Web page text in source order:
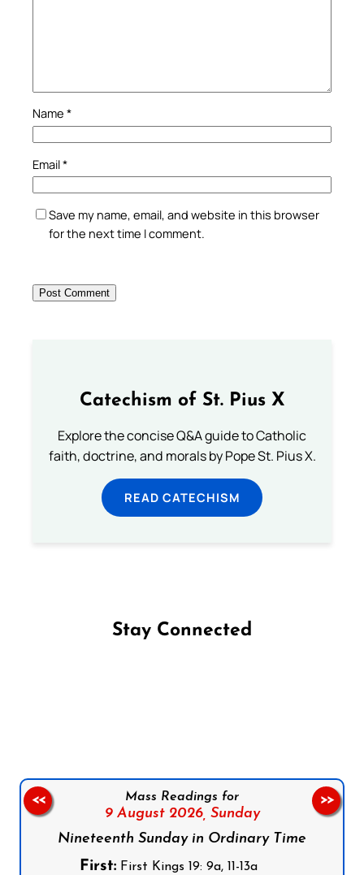
Name *
Email*
Save my name, email, and website in this browser
for the next time I comment.
Catechism of St. Pius X
Explore the concise Q&A guide to Catholic
faith, doctrine, and morals by Pope St. Pius X.
READ CATECHISM
Stay Connected
Mass Readings for
9 August 2026, Sunday
Nineteenth Sunday in Ordinary Time
First: First Kings 19: 9a, 11-13a
<< >>